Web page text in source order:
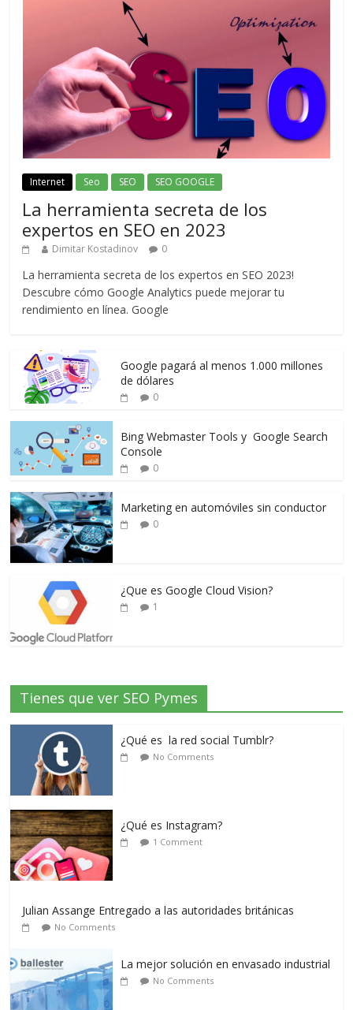
Internet Seo SEO SEO GOOGLE
La herramienta secreta de los
expertos en SEO en 2023
Dimitar Kostadinov 0
La herramienta secreta de los expertos en SEO 2023!
Descubre cómo Google Analytics puede mejorar tu
rendimiento en línea. Google
Google pagará al menos 1.000 millones
de dólares
0
Bing Webmaster Tools y Google Search
Console
0
Marketing en automóviles sin conductor
0
¿Que es Google Cloud Vision?
1
Tienes que ver SEO Pymes
¿Qué es la red social Tumblr?
No Comments
¿Qué es Instagram?
1 Comment
Julian Assange Entregado a las autoridades británicas
No Comments
La mejor solución en envasado industrial
No Comments